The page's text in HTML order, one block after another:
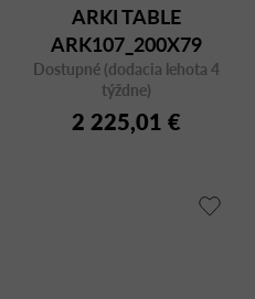
ARKI TABLE
ARK107_200X79
BIANCO/CFC BI
Dostupné (dodacia lehota 4
týždne)
2 225,01 €